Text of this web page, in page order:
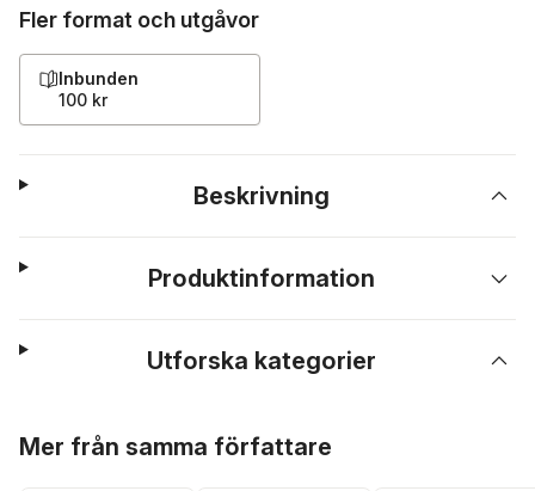
Fler format och utgåvor
Inbunden
100 kr
Beskrivning
Produktinformation
Utforska kategorier
Mer från samma författare